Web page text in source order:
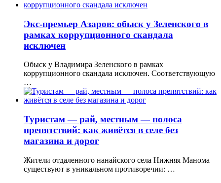
Экс-премьер Азаров: обыск у Зеленского в
рамках коррупционного скандала
исключен
Обыск у Владимира Зеленского в рамках
коррупционного скандала исключен. Соответствующую
…
Туристам — рай, местным — полоса
препятствий: как живётся в селе без
магазина и дорог
Жители отдаленного нанайского села Нижняя Манома
существуют в уникальном противоречии: …